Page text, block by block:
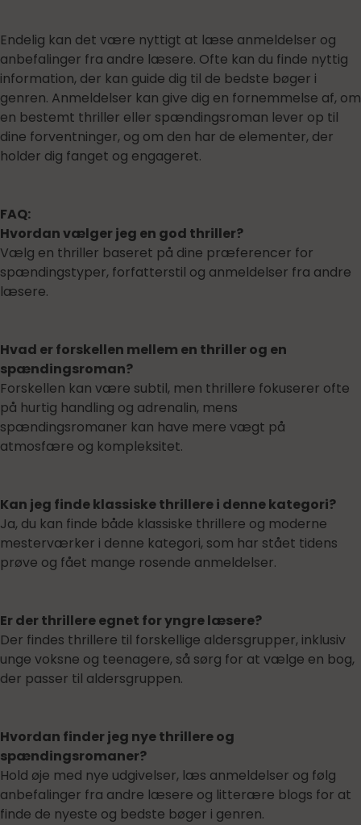
Endelig kan det være nyttigt at læse anmeldelser og
anbefalinger fra andre læsere. Ofte kan du finde nyttig
information, der kan guide dig til de bedste bøger i
genren. Anmeldelser kan give dig en fornemmelse af, om
en bestemt thriller eller spændingsroman lever op til
dine forventninger, og om den har de elementer, der
holder dig fanget og engageret.
FAQ:
Hvordan vælger jeg en god thriller?
Vælg en thriller baseret på dine præferencer for
spændingstyper, forfatterstil og anmeldelser fra andre
læsere.
Hvad er forskellen mellem en thriller og en
spændingsroman?
Forskellen kan være subtil, men thrillere fokuserer ofte
på hurtig handling og adrenalin, mens
spændingsromaner kan have mere vægt på
atmosfære og kompleksitet.
Kan jeg finde klassiske thrillere i denne kategori?
Ja, du kan finde både klassiske thrillere og moderne
mesterværker i denne kategori, som har stået tidens
prøve og fået mange rosende anmeldelser.
Er der thrillere egnet for yngre læsere?
Der findes thrillere til forskellige aldersgrupper, inklusiv
unge voksne og teenagere, så sørg for at vælge en bog,
der passer til aldersgruppen.
Hvordan finder jeg nye thrillere og
spændingsromaner?
Hold øje med nye udgivelser, læs anmeldelser og følg
anbefalinger fra andre læsere og litterære blogs for at
finde de nyeste og bedste bøger i genren.